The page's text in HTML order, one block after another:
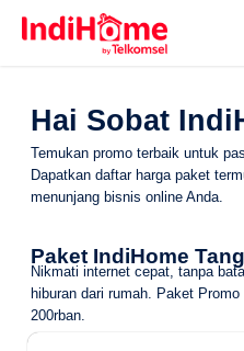
Hai Sobat
Temukan promo terbaik untuk
Dapatkan daftar harga paket
menunjang bisnis online Anda.
Paket IndiHome
Nikmati internet cepat, tanpa
hiburan dari rumah. Paket Promo
200rban.